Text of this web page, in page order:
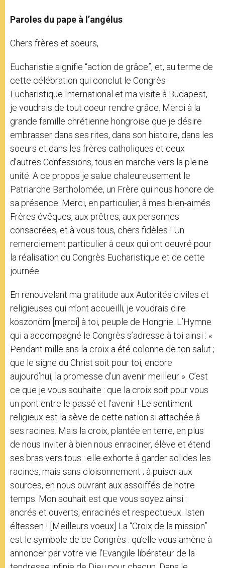
Paroles du pape à l’angélus
Chers frères et soeurs,
Eucharistie signifie “action de grâce”, et, au terme de
cette célébration qui conclut le Congrès
Eucharistique International et ma visite à Budapest,
je voudrais de tout coeur rendre grâce. Merci à la
grande famille chrétienne hongroise que je désire
embrasser dans ses rites, dans son histoire, dans les
soeurs et dans les frères catholiques et ceux
d’autres Confessions, tous en marche vers la pleine
unité. A ce propos je salue chaleureusement le
Patriarche Bartholomée, un Frère qui nous honore de
sa présence. Merci, en particulier, à mes bien-aimés
Frères évêques, aux prêtres, aux personnes
consacrées, et à vous tous, chers fidèles ! Un
remerciement particulier à ceux qui ont oeuvré pour
la réalisation du Congrès Eucharistique et de cette
journée.
En renouvelant ma gratitude aux Autorités civiles et
religieuses qui m’ont accueilli, je voudrais dire
köszönöm [merci] à toi, peuple de Hongrie. L’Hymne
qui a accompagné le Congrès s’adresse à toi ainsi : «
Pendant mille ans la croix a été colonne de ton salut ;
que le signe du Christ soit pour toi, encore
aujourd’hui, la promesse d’un avenir meilleur ». C’est
ce que je vous souhaite : que la croix soit pour vous
un pont entre le passé et l’avenir ! Le sentiment
religieux est la sève de cette nation si attachée à
ses racines. Mais la croix, plantée en terre, en plus
de nous inviter à bien nous enraciner, élève et étend
ses bras vers tous : elle exhorte à garder solides les
racines, mais sans cloisonnement ; à puiser aux
sources, en nous ouvrant aux assoiffés de notre
temps. Mon souhait est que vous soyez ainsi :
ancrés et ouverts, enracinés et respectueux. Isten
éltessen ! [Meilleurs voeux] La “Croix de la mission”
est le symbole de ce Congrès : qu’elle vous amène à
annoncer par votre vie l’Evangile libérateur de la